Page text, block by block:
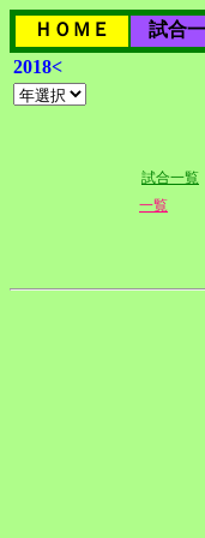
ＨＯＭＥ 試合
2018<
試合一覧
一覧